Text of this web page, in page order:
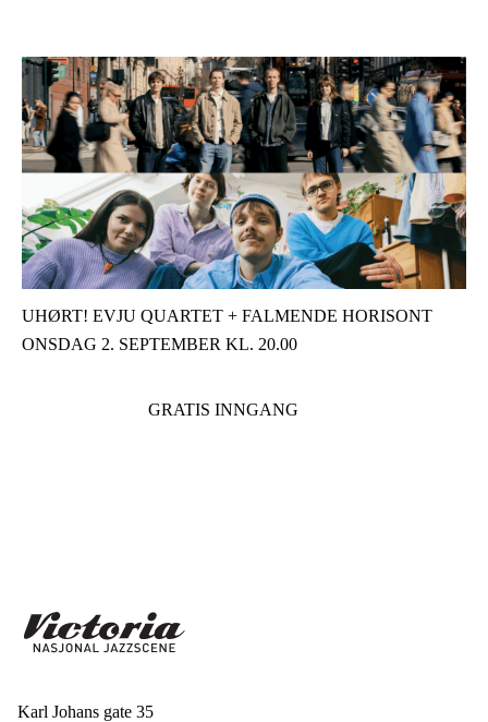
UHØRT! EVJU QUARTET + FALMENDE HORISONT
ONSDAG 2. SEPTEMBER KL. 20.00
GRATIS INNGANG
Karl Johans gate 35